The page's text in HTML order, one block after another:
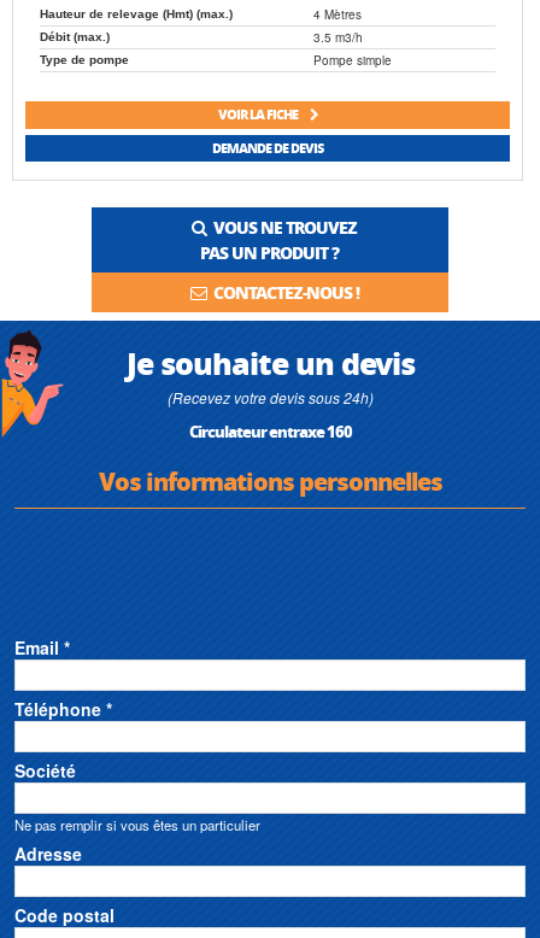
Hauteur de relevage (Hmt) (max.) 4 Mètres
Débit (max.) 3.5 m3/h
Type de pompe Pompe simple
VOIR LA FICHE
DEMANDE DE DEVIS
VOUS NE TROUVEZ
PAS UN PRODUIT ?
CONTACTEZ-NOUS !
Je souhaite un devis
(Recevez votre devis sous 24h)
Circulateur entraxe 160
Vos informations personnelles
Email *
Téléphone *
Société
Ne pas remplir si vous êtes un particulier
Adresse
Code postal